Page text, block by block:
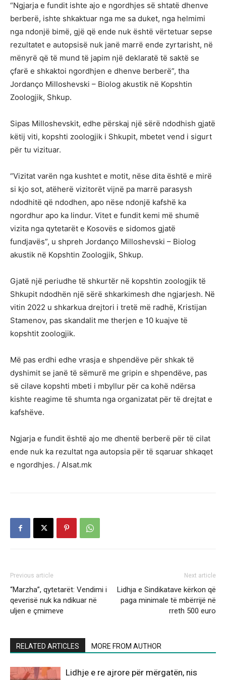
“Ngjarja e fundit ishte ajo e ngordhjes së shtatë dhenve
berberë, ishte shkaktuar nga me sa duket, nga helmimi
nga ndonjë bimë, gjë që ende nuk është vërtetuar sepse
rezultatet e autopsisë nuk janë marrë ende zyrtarisht, në
mënyrë që të mund të japim një deklaratë të saktë se
çfarë e shkaktoi ngordhjen e dhenve berberë”, tha
Jordanço Milloshevski – Biolog akustik në Kopshtin
Zoologjik, Shkup.
Sipas Milloshevskit, edhe përskaj një sërë ndodhish gjatë
këtij viti, kopshti zoologjik i Shkupit, mbetet vend i sigurt
për tu vizituar.
“Vizitat varën nga kushtet e motit, nëse dita është e mirë
si kjo sot, atëherë vizitorët vijnë pa marrë parasysh
ndodhitë që ndodhen, apo nëse ndonjë kafshë ka
ngordhur apo ka lindur. Vitet e fundit kemi më shumë
vizita nga qytetarët e Kosovës e sidomos gjatë
fundjavës”, u shpreh Jordanço Milloshevski – Biolog
akustik në Kopshtin Zoologjik, Shkup.
Gjatë një periudhe të shkurtër në kopshtin zoologjik të
Shkupit ndodhën një sërë shkarkimesh dhe ngjarjesh. Në
vitin 2022 u shkarkua drejtori i tretë më radhë, Kristijan
Stamenov, pas skandalit me therjen e 10 kuajve të
kopshtit zoologjik.
Më pas erdhi edhe vrasja e shpendëve për shkak të
dyshimit se janë të sëmurë me gripin e shpendëve, pas
së cilave kopshti mbeti i mbyllur për ca kohë ndërsa
kishte reagime të shumta nga organizatat për të drejtat e
kafshëve.
Ngjarja e fundit është ajo me dhentë berberë për të cilat
ende nuk ka rezultat nga autopsia për të sqaruar shkaqet
e ngordhjes. / Alsat.mk
Previous article
“Marzha”, qytetarët: Vendimi i
qeverisë nuk ka ndikuar në
uljen e çmimeve
Next article
Lidhja e Sindikatave kërkon që
paga minimale të mbërrijë në
rreth 500 euro
RELATED ARTICLES MORE FROM AUTHOR
Lidhje e re ajrore për mërgatën, nis